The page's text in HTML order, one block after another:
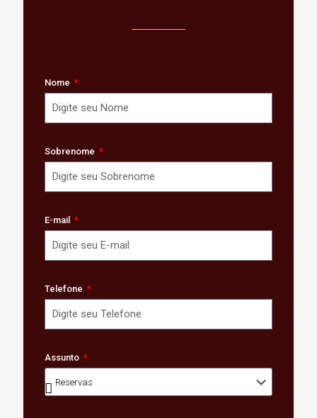
Nome
Sobrenome
E-mail
Telefone
Assunto